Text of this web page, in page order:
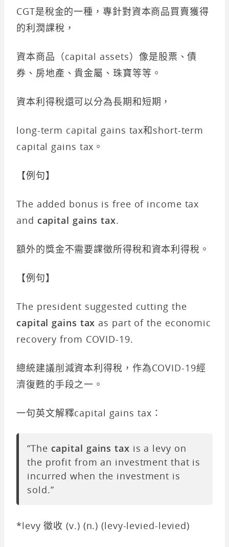
CGT是稅金的一種，專針對資本商品買賣獲得
的利潤課稅，
資本商品（capital assets）像是股票、債
券、房地產、貴金屬、珠寶等等。
資本利得稅還可以分為長期和短期，
long-term capital gains tax和short-term
capital gains tax。
【例句】
The added bonus is free of income tax
and capital gains tax.
額外的獎金不需要課徵所得稅和資本利得稅。
【例句】
The president suggested cutting the
capital gains tax as part of the economic
recovery from COVID-19.
總統建議削減資本利得稅，作為COVID-19經
濟復甦的手段之一。
一句英文解釋capital gains tax：
“The capital gains tax is a levy on
the profit from an investment that is
incurred when the investment is
sold.”
*levy 徵收 (v.) (n.) (levy-levied-levied)